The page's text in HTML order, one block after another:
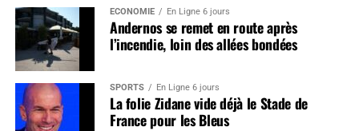
ÉCONOMIE En Ligne 6 jours
Andernos se remet en route après
l’incendie, loin des allées bondées
SPORTS En Ligne 6 jours
La folie Zidane vide déjà le Stade de
France pour les Bleus